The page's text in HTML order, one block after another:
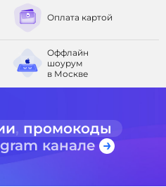
Оплата картой
Оффлайн
шоурум
в Москве
, промокоды
канале